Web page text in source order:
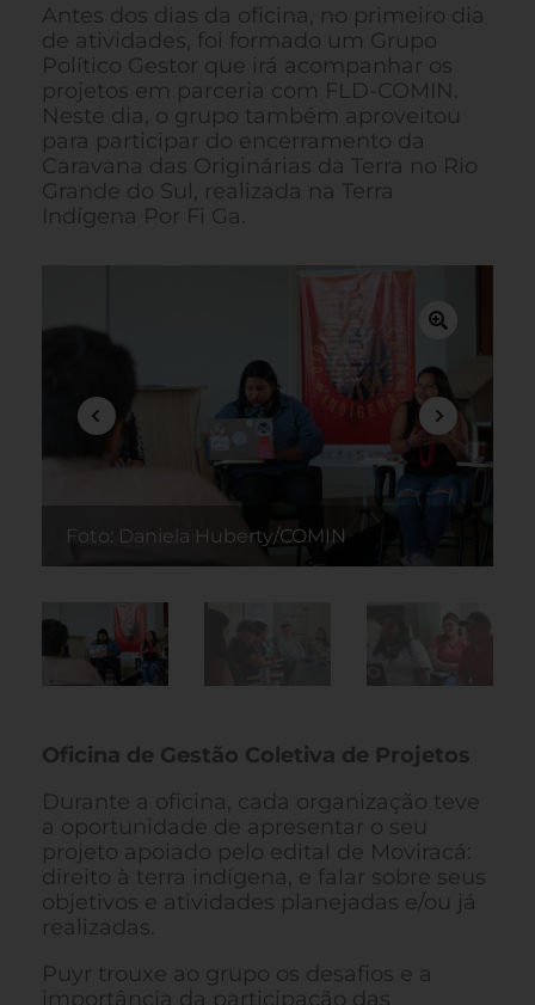
Antes dos dias da oficina, no primeiro dia
de atividades, foi formado um Grupo
Político Gestor que irá acompanhar os
projetos em parceria com FLD-COMIN.
Neste dia, o grupo também aproveitou
para participar do encerramento da
Caravana das Originárias da Terra no Rio
Grande do Sul, realizada na Terra
Indígena Por Fi Ga.
Foto: Daniela Huberty/COMIN
Oficina de Gestão Coletiva de Projetos
Durante a oficina, cada organização teve
a oportunidade de apresentar o seu
projeto apoiado pelo edital de Moviracá:
direito à terra indígena, e falar sobre seus
objetivos e atividades planejadas e/ou já
realizadas.
Puyr trouxe ao grupo os desafios e a
importância da participação das